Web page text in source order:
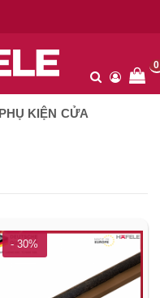
0
PHỤ KIỆN CỬA
- 30%